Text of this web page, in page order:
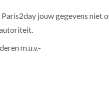
jouw gegevens niet
m.u.v.-